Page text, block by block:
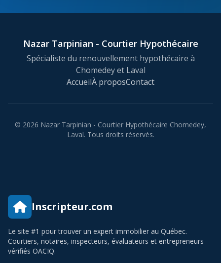
Nazar Tarpinian - Courtier Hypothécaire
Spécialiste du renouvellement hypothécaire à
Chomedey et Laval
AccueilÀ proposContact
© 2026 Nazar Tarpinian - Courtier Hypothécaire Chomedey,
Laval. Tous droits réservés.
Inscripteur.com
Le site #1 pour trouver un expert immobilier au Québec.
Courtiers, notaires, inspecteurs, évaluateurs et entrepreneurs
vérifiés OACIQ.